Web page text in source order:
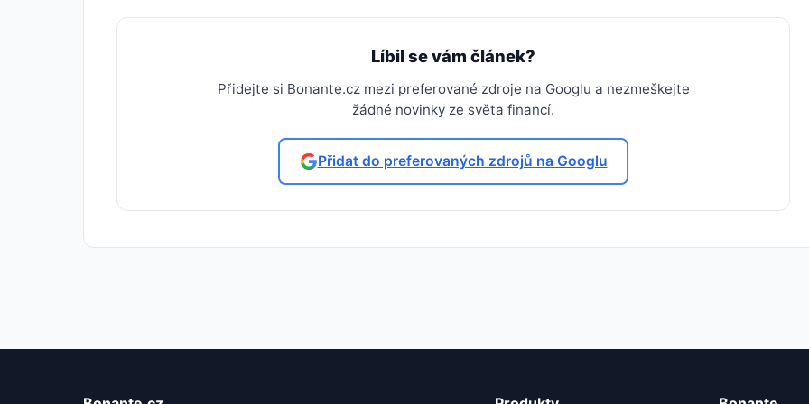
Líbil se vám článek?
Přidejte si Bonante.cz mezi preferované zdroje na Googlu a nezmeškejte
žádné novinky ze světa financí.
Přidat do preferovaných zdrojů na Googlu